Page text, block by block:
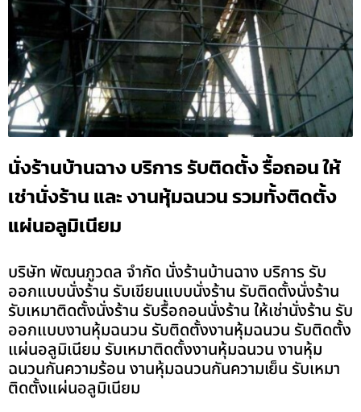
นั่งร้านบ้านฉาง บริการ รับติดตั้ง รื้อถอน ให้
เช่านั่งร้าน และ งานหุ้มฉนวน รวมทั้งติดตั้ง
แผ่นอลูมิเนียม
บริษัท พัฒนภูวดล จำกัด นั่งร้านบ้านฉาง บริการ รับ
ออกแบบนั่งร้าน รับเขียนแบบนั่งร้าน รับติดตั้งนั่งร้าน
รับเหมาติดตั้งนั่งร้าน รับรื้อถอนนั่งร้าน ให้เช่านั่งร้าน รับ
ออกแบบงานหุ้มฉนวน รับติดตั้งงานหุ้มฉนวน รับติดตั้ง
แผ่นอลูมิเนียม รับเหมาติดตั้งงานหุ้มฉนวน งานหุ้ม
ฉนวนกันความร้อน งานหุ้มฉนวนกันความเย็น รับเหมา
ติดตั้งแผ่นอลูมิเนียม